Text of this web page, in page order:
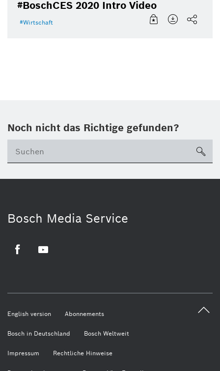
#BoschCES 2020 Intro Video
Wirtschaft
Noch nicht das Richtige gefunden?
Bosch Media Service
English version Abonnements
Bosch in Deutschland Bosch Weltweit
Impressum Rechtliche Hinweise